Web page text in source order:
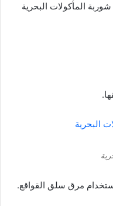
المأكولات البحرية
مرق سلق القواقع.